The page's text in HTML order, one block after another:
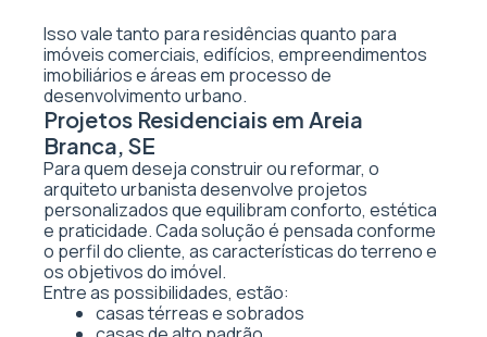
Isso vale tanto para residências quanto para
imóveis comerciais, edifícios, empreendimentos
imobiliários e áreas em processo de
desenvolvimento urbano.
Projetos Residenciais em Areia
Branca, SE
Para quem deseja construir ou reformar, o
arquiteto urbanista desenvolve projetos
personalizados que equilibram conforto, estética
e praticidade. Cada solução é pensada conforme
o perfil do cliente, as características do terreno e
os objetivos do imóvel.
Entre as possibilidades, estão:
casas térreas e sobrados